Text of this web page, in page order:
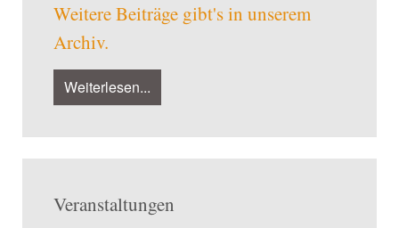
Weitere Beiträge gibt's in unserem
Archiv.
Weiterlesen...
Veranstaltungen